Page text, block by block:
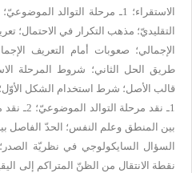
الاستقراء؛ 1ـ مرحلة التوالد
التقليديّ؛ مذهب التكرار في الاحتمال؛
الإجمالي؛ صعوبات أمام التعريف
قالب الأصل؛ شرط استخدام الشكل الأوّل؛
1ـ نقد
بين المنطق وعلم النفس؛ الحدّ الفاصل
السؤال السايكولوجي في نظريّة
نقطة الانتقال من الظنّ المتراكم إلى